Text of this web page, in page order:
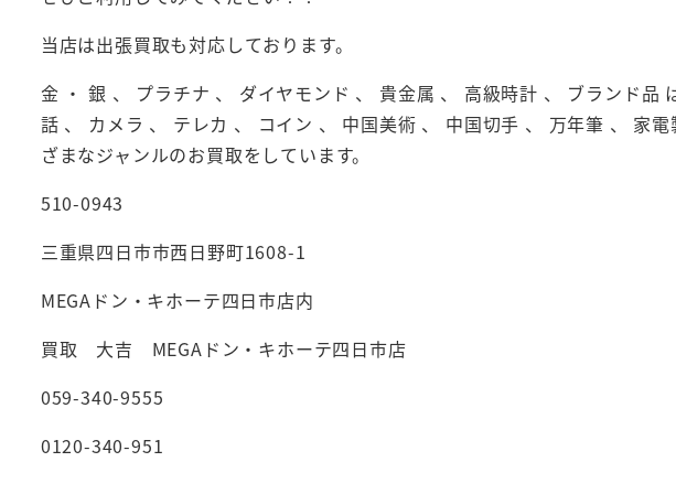
当店は出張買取も対応しております。
金 ・ 銀 、 プラチナ 、 ダイヤモンド 、 貴金属 、 高級時計 、 ブランド
話 、 カメラ 、 テレカ 、 コイン 、 中国美術 、 中国切手 、 万年筆 、 家
ざまなジャンルのお買取をしています。
510-0943
三重県四日市市西日野町1608-1
MEGAドン・キホーテ四日市店内
買取 大吉 MEGAドン・キホーテ四日市店
059-340-9555
0120-340-951